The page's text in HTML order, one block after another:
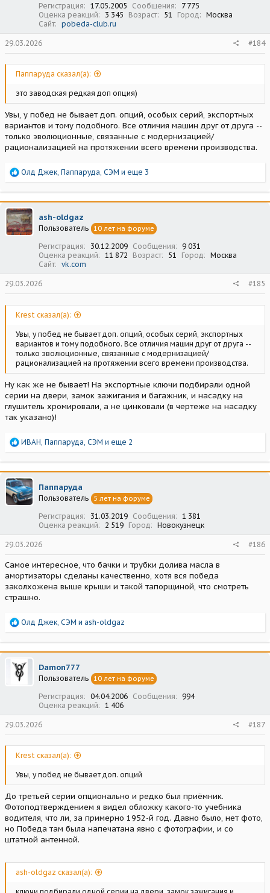
Регистрация
17.05.2005 Сообщения
7 775
Оценка реакций
3 345 Возраст 51 Город
Москва
Сайт
pobeda-club.ru
29.03.2026 #184
Паппаруда сказал(а):
это заводская редкая доп опция)
Увы, у побед не бывает доп. опций, особых серий, экспортных
вариантов и тому подобного. Все отличия машин друг от друга --
только эволюционные, связанные с модернизацией/
рационализацией на протяжении всего времени производства.
Р
а
к
ц
и
и
Олд Джек, Паппаруда, СЭМ и еще 3
ash-oldgaz
Пользователь 10 лет на форуме
Регистрация 30.12.2009 Сообщения
9 031
Оценка реакций
11 872 Возраст 51 Город
Москва
Сайт
vk.com
29.03.2026 #185
Krest сказал(а):
Увы, у побед не бывает доп. опций, особых серий, экспортных
вариантов и тому подобного. Все отличия машин друг от друга --
только эволюционные, связанные с модернизацией/
рационализацией на протяжении всего времени производства.
Ну как же не бывает! На экспортные ключи подбирали одной
серии на двери, замок зажигания и багажник, и насадку на
глушитель хромировали, а не цинковали (в чертеже на насадку
так указано)!
Р
а
к
ц
и
и
ИВАН Паппаруда СЭМ и еще 2
Паппаруда
Пользователь 5 лет на форуме
Регистрация 31.03.2019 Сообщения
1 381
Оценка реакций
2 519 Город Новокузнецк
29.03.2026 #186
Самое интересное, что бачки и трубки долива масла в
амортизаторы сделаны качественно, хотя вся победа
заколхожена выше крыши и такой тапорщиной, что смотреть
страшно.
Р
а
к
и
и
Олд Джек СЭМ и ash-oldgaz
Damon777
Пользователь 10 лет на форуме
Регистрация 04.04.2006 Сообщения
994
Оценка реакций
1 406
29.03.2026 #187
Krest сказал(а):
Увы, у побед не бывает доп. опций
До третьей серии опционально и редко был приёмник.
Фотоподтверждением я видел обложку какого-то учебника
водителя, что ли, за примерно 1952-й год. Давно было, нет фото,
но Победа там была напечатана явно с фотографии, и со
штатной антенной.
ash-oldgaz сказал(а):